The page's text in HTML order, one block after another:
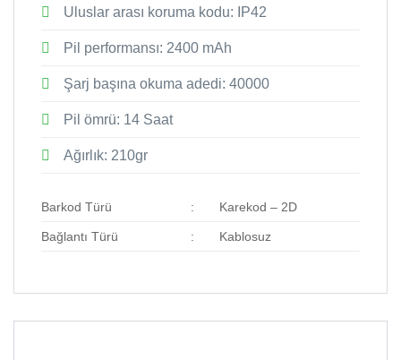
Uluslar arası koruma kodu: IP42
Pil performansı: 2400 mAh
Şarj başına okuma adedi: 40000
Pil ömrü: 14 Saat
Ağırlık: 210gr
Barkod Türü : Karekod – 2D
Bağlantı Türü : Kablosuz